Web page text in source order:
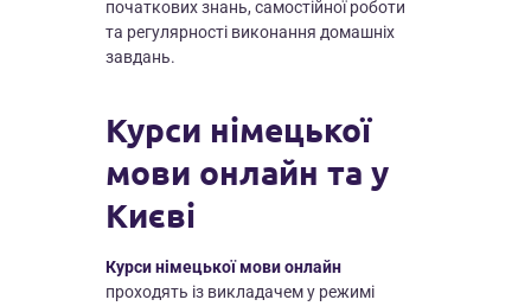
початкових знань, самостійної роботи
та регулярності виконання домашніх
завдань.
Курси німецької
мови онлайн та у
Києві
Курси німецької мови онлайн
проходять із викладачем у режимі